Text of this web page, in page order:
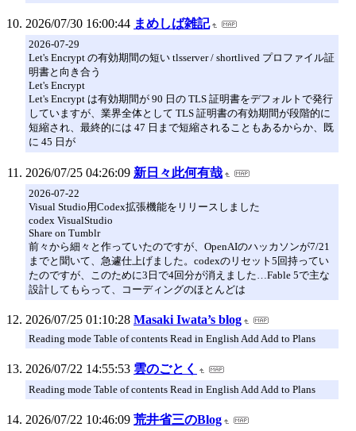
2026/07/30 16:00:44 まめしば雑記
2026-07-29
Let's Encrypt の有効期間の短い tlsserver / shortlived プロファイル証
明書と向き合う
Let's Encrypt
Let's Encrypt は有効期間が 90 日の TLS 証明書をデフォルトで発行
していますが、業界全体として TLS 証明書の有効期間が段階的に
短縮され、最終的には 47 日まで短縮されることもあるからか、既
に 45 日が
2026/07/25 04:26:09 新日々此何有哉
2026-07-22
Visual Studio用Codex拡張機能をリリースしました
codex VisualStudio
Share on Tumblr
前々から細々と作っていたのですが、OpenAIのハッカソンが7/21
までと聞いて、急遽仕上げました。codexのリセット5回持ってい
たのですが、このために3日で4回分が消えました…Fable 5で主な
設計してもらって、コーディングのほとんどは
2026/07/25 01:10:28 Masaki Iwata’s blog
Reading mode Table of contents Read in English Add Add to Plans
2026/07/22 14:55:53 雲のごとく
Reading mode Table of contents Read in English Add Add to Plans
2026/07/22 10:46:09 荒井省三のBlog